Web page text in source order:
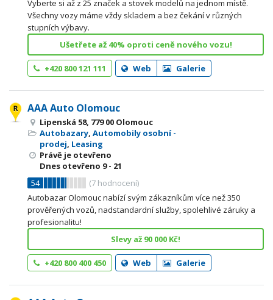
Vyberte si až z 25 značek a stovek modelů na jednom místě.
Všechny vozy máme vždy skladem a bez čekání v různých
stupních výbavy.
Ušetřete až 40% oproti ceně nového vozu!
+420 800 121 111 Web Galerie
AAA Auto Olomouc
Lipenská 58, 779 00 Olomouc
Autobazary, Automobily osobní -
prodej, Leasing
Právě je otevřeno
Dnes otevřeno 9 - 21
54
(7 hodnocení)
Autobazar Olomouc nabízí svým zákazníkům více než 350
prověřených vozů, nadstandardní služby, spolehlivé záruky a
profesionalitu!
Slevy až 90 000 Kč!
+420 800 400 450 Web Galerie